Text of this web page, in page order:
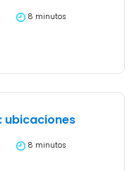
8 minutos
ubicaciones
8 minutos